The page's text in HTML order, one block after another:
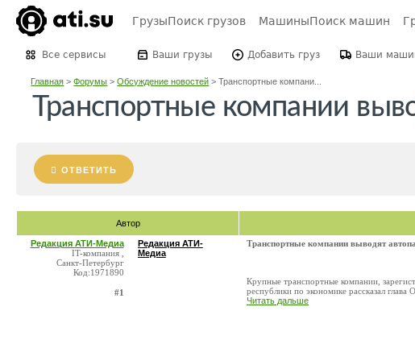
ГрузыПоиск грузов МашиныПоиск машин
Все сервисы Ваши грузы Добавить груз Ваши
Главная >Форумы >Обсуждение новостей >Транспортные компани...
Транспортные компании
ОТВЕТИТЬ
Автор
Редакция АТИ-Медиа
IT-компания ,
Санкт-Петербург
Код:1971890
#1
Редакция АТИ-
Медиа
Транспортные компании выводят
Крупные транспортные компании,
республики по экономике рассказал
Читать дальше